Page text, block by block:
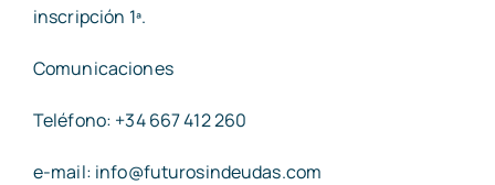
inscripción 1ª.
Comunicaciones
Teléfono: +34 667 412 260
e-mail: info@futurosindeudas.com